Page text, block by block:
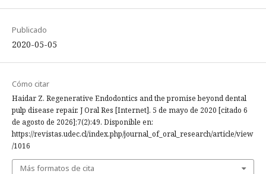
Publicado
2020-05-05
Cómo citar
Haidar Z. Regenerative Endodontics and the promise beyond dental
pulp disease repair. J Oral Res [Internet]. 5 de mayo de 2020 [citado 6
de agosto de 2026];7(2):49. Disponible en:
https://revistas.udec.cl/index.php/journal_of_oral_research/article/view
/1016
Más formatos de cita